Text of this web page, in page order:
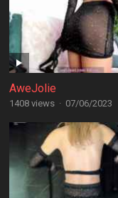
AweJolie
1408 views · 07/06/2023